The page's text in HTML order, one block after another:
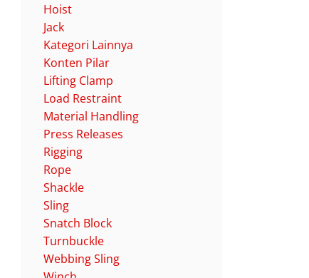
Hoist
Jack
Kategori Lainnya
Konten Pilar
Lifting Clamp
Load Restraint
Material Handling
Press Releases
Rigging
Rope
Shackle
Sling
Snatch Block
Turnbuckle
Webbing Sling